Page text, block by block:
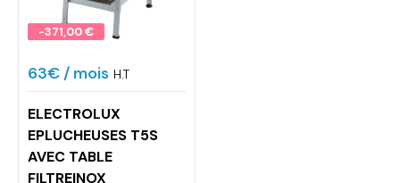
Promo !
-371,00 €
63€/ mois H.T
ELECTROLUX
EPLUCHEUSES T5S
AVEC TABLE
FILTREINOX